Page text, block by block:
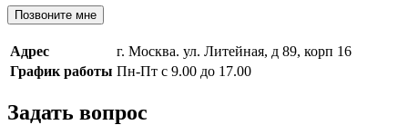
Позвоните мне
Адрес
г. Москва. ул. Литейная, д 89, корп 16
График работы Пн-Пт с 9.00 до 17.00
Задать вопрос